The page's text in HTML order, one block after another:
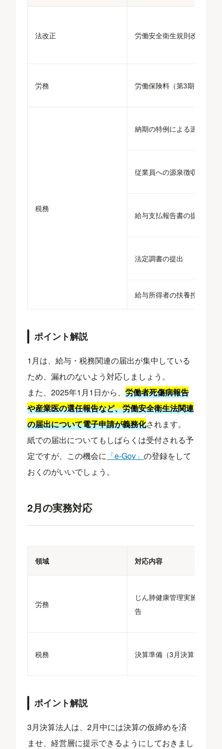
法改正 労働安全衛生規則改正
労務 労働保険料（第3期分）の
税務
納期の特例による源泉徴収
従業員への源泉徴収票の交
給与支払報告書の提出
法定調書の提出
給与所得者の扶養控除等（
ポイント解説
1月は、給与・税務関連の届出が集中している
ため、漏れのないよう対応しましょう。
また、2025年1月1日から、労働者死傷病報告
や産業医の選任報告など、労働安全衛生法関連
の届出について電子申請が義務化されます。
紙での届出についてもしばらくは受付される予
定ですが、この機会に 「e-Gov」の登録をして
おくのがいいでしょう。
2月の実務対応
領域 対応内容
労務
じん肺健康管理実施状況報
告
税務 決算準備（3月決算法人）
ポイント解説
3月決算法人は、2月中には決算の仮締めを済
ませ、経営層に提示できるようにしておきまし